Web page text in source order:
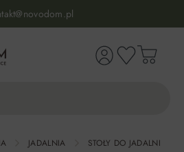
z wniesieniem
na zwrot lub wymianę
98% zadowolonych klientów
JADALNIA STOŁY DO JADALNI